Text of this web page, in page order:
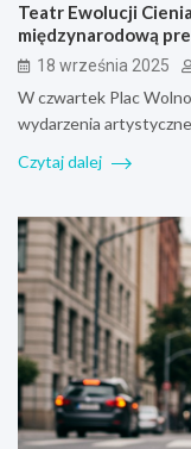
Teatr Ewolucji
międzynarodową
18 września 2025
W czwartek Plac
wydarzenia
Czytaj dalej